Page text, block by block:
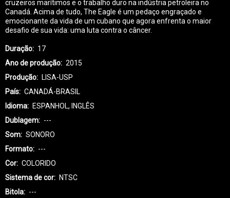
cruzeiros marítimos e o trabalho duro na indústria petroleira no
Canadá. Acima de tudo, The Eagle é um pedaço engraçado e
emocionante da vida de um cubano que agora enfrenta o maior
desafio de sua vida: uma luta contra o câncer.
Duração
17
Ano de produção
2015
Produção
LISA-USP
País
CANADÁ-BRASIL
Idioma
ESPANHOL, INGLÊS
Dublagem
---
Som
SONORO
Formato
---
Cor
COLORIDO
Sistema de cor
NTSC
Bitola
---